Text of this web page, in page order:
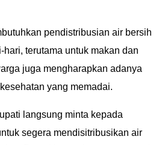
pendistribusian air bersih
terutama untuk makan dan
juga mengharapkan adanya
yang memadai.
langsung minta kepada
segera mendisitribusikan air